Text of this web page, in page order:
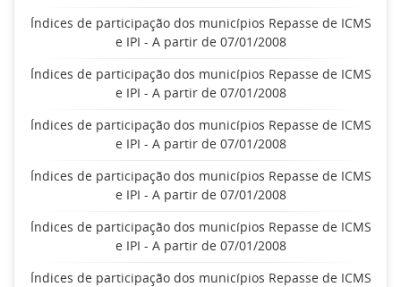
Índices de participação dos municípios Repasse de ICMS
e IPI - A partir de 07/01/2008
Índices de participação dos municípios Repasse de ICMS
e IPI - A partir de 07/01/2008
Índices de participação dos municípios Repasse de ICMS
e IPI - A partir de 07/01/2008
Índices de participação dos municípios Repasse de ICMS
e IPI - A partir de 07/01/2008
Índices de participação dos municípios Repasse de ICMS
e IPI - A partir de 07/01/2008
Índices de participação dos municípios Repasse de ICMS